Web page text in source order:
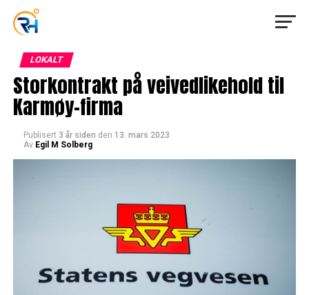
LOKALT
Storkontrakt på veivedlikehold til
Karmøy-firma
Publisert 3 år siden den 13. mars 2023
Av Egil M Solberg